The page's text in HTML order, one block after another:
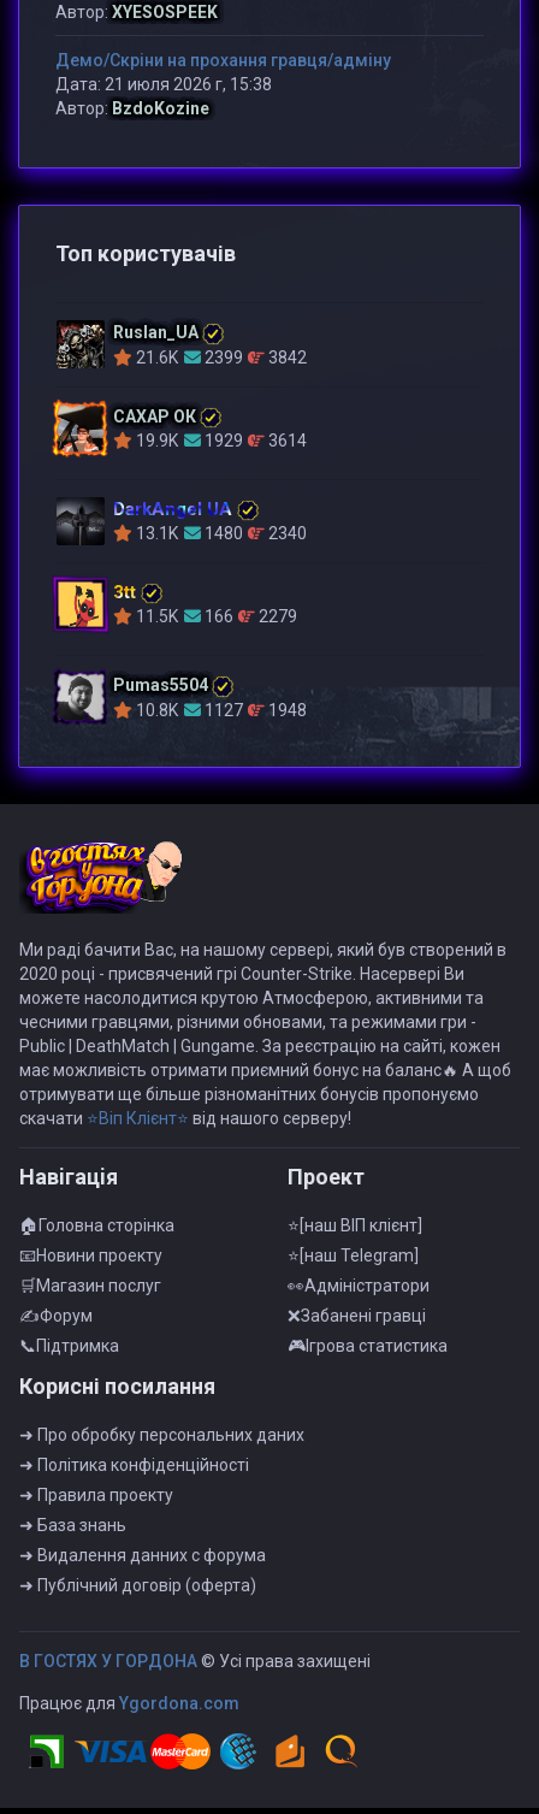
Автор: XYESOSPEEK
Демо/Скріни на прохання гравця/адміну
Дата: 21 июля 2026 г, 15:38
Автор: BzdoKozine
Топ користувачів
Ruslan_UA
21.6K
2399 3842
САХАР ОК
19.9K
1929 3614
DarkAngel UA
13.1K 1480 2340
3tt
11.5K 166 2279
Pumas5504
10.8K
1127 1948
Ми раді бачити Вас, на нашому сервері, який був створений в
2020 році - присвячений грі Counter-Strike. Насервері Ви
можете насолодитися крутою Атмосферою, активними та
чесними гравцями, різними обновами, та режимами гри -
Public | DeathMatch | Gungame. За реєстрацію на сайті, кожен
має можливість отримати приємний бонус на баланс🔥 А щоб
отримувати ще більше різноманітних бонусів пропонуємо
скачати ⭐Віп Клієнт⭐ від нашого серверу!
Навiгацiя
🏠Головна сторінка
📧Новини проекту
🛒Магазин послуг
✍Форум
📞Пiдтримка
Проект
⭐[наш ВІП клієнт]
⭐[наш Telegram]
👀Адмiнiстратори
❌Забанені гравці
🎮Iгрова статистика
Корисні посилання
➜ Про обробку персональних даних
➜ Полiтика конфiденцiйностi
➜ Правила проекту
➜ База знань
➜ Видалення данних с форума
➜ Публiчний договiр (оферта)
B ГOCTЯX У ГOPДOHA© Усі права захищені
Працює для Ygordona.com